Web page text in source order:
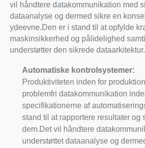
vil håndtere datakommunikation med
dataanalyse og dermed sikre en
ydeevne.Den er i stand til at opfylde
maskinsikkerhed og pålidelighed
understøtter den sikrede dataarkitektur.
Automatiske kontrolsystemer:
Produktiviteten inden for
problemfri datakommunikation
specifikationerne af
stand til at rapportere resultater og
dem.Det vil håndtere
understøttet dataanalyse og